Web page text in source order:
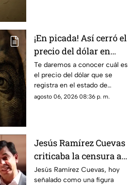
¡En picada! Así cerró el
precio del dólar en
Yucatán HOY jueves 6
de agosto de 2026
Te daremos a conocer cuál es
el precio del dólar que se
registra en el estado de
Yucatán al cierre de la jornada
agosto 06, 2026 08:36 p. m.
Jesús Ramírez Cuevas
criticaba la censura a
medios en 2013
Jesús Ramírez Cuevas, hoy
señalado como una figura